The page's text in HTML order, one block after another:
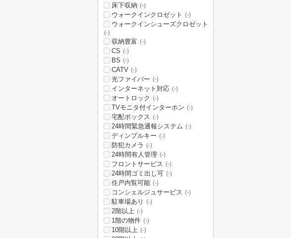
床下収納 (-)
ウォークインクロゼット (-)
ウォークインシューズクロゼット
(-)
収納豊富 (-)
CS (-)
BS (-)
CATV (-)
光ファイバー (-)
インターネット対応 (-)
オートロック (-)
TVモニタ付インターホン (-)
宅配ボックス (-)
24時間緊急通報システム (-)
ディンプルキー (-)
防犯カメラ (-)
24時間有人管理 (-)
フロントサービス (-)
24時間ゴミ出し可 (-)
住戸内覧可能 (-)
コンシェルジュサービス (-)
駐車場あり (-)
2階以上 (-)
1階の物件 (-)
10階以上 (-)